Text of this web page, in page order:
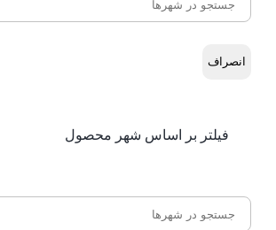
انصراف
فیلتر بر اساس شهر محصول